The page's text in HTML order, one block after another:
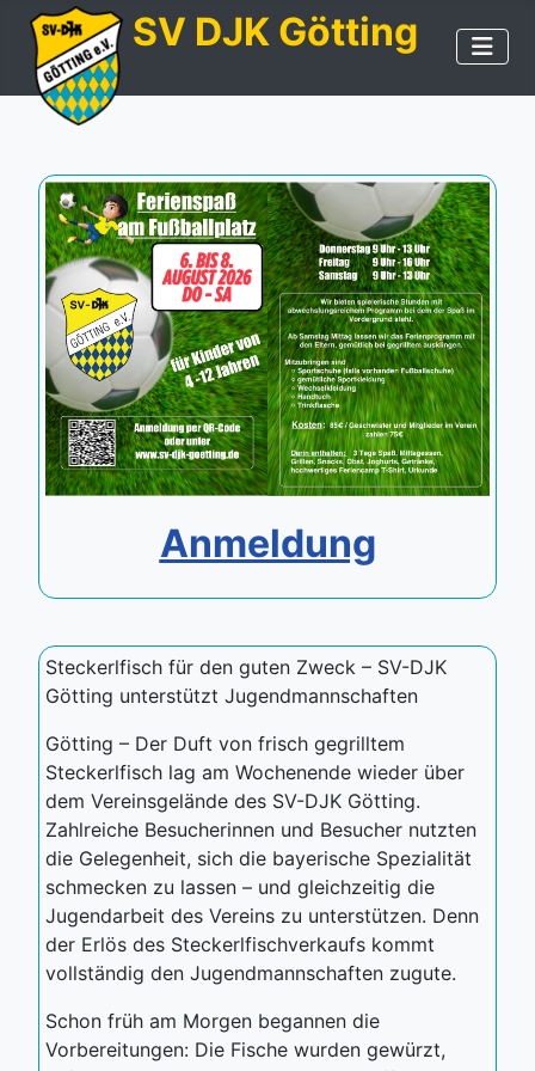
SV DJK Götting
Anmeldung
Steckerlfisch für den guten Zweck – SV-DJK
Götting unterstützt Jugendmannschaften
Götting – Der Duft von frisch gegrilltem
Steckerlfisch lag am Wochenende wieder über
dem Vereinsgelände des SV-DJK Götting.
Zahlreiche Besucherinnen und Besucher nutzten
die Gelegenheit, sich die bayerische Spezialität
schmecken zu lassen – und gleichzeitig die
Jugendarbeit des Vereins zu unterstützen. Denn
der Erlös des Steckerlfischverkaufs kommt
vollständig den Jugendmannschaften zugute.
Schon früh am Morgen begannen die
Vorbereitungen: Die Fische wurden gewürzt,